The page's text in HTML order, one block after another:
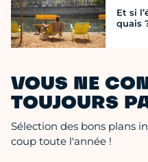
Et si
quais
VOUS NE
TOUJOURS
Sélection des bons plans
coup toute l'année !